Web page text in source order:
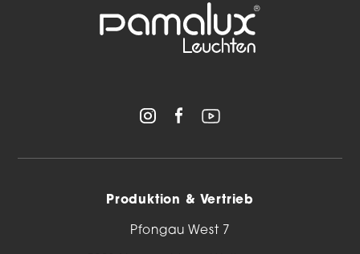
Produktion & Vertrieb
Pfongau West 7